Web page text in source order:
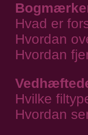
Hvad er
Hvordan
Hvordan
Hvilke
Hvordan